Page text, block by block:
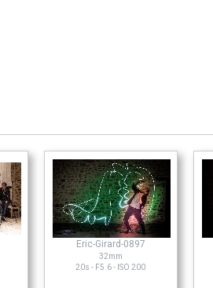
Eric-Girard-0897
32mm
20s - F5.6 - ISO 200